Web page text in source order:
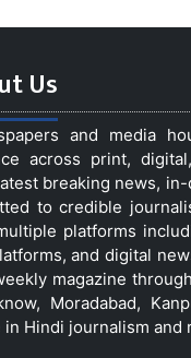
Us
and media
across print,
breaking news,
to credible
platforms
and digital
magazine
Moradabad,
Hindi journalism and